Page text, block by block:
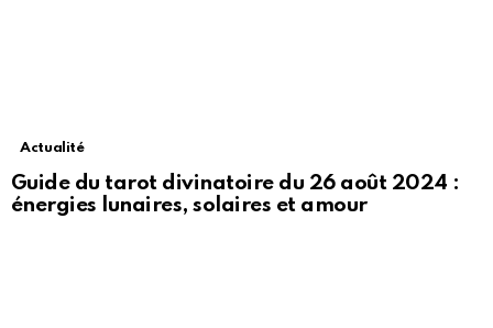
Actualité
Guide du tarot divinatoire du 26 août 2024 :
énergies lunaires, solaires et amour